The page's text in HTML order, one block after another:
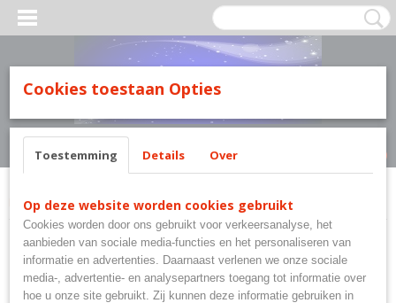
Inloggen Registreren
(0)
Home >Super Mario Bross>Super Mario Bross dekbedovertrek
Cookies toestaan Opties
Toestemming Details Over
Op deze website worden cookies gebruikt
Cookies worden door ons gebruikt voor verkeersanalyse, het
aanbieden van sociale media-functies en het personaliseren van
informatie en advertenties. Daarnaast verlenen we onze sociale
media-, advertentie- en analysepartners toegang tot informatie over
hoe u onze site gebruikt. Zij kunnen deze informatie gebruiken in